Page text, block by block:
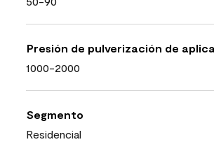
Presión de pulverización de
1000-2000
Segmento
Residencial